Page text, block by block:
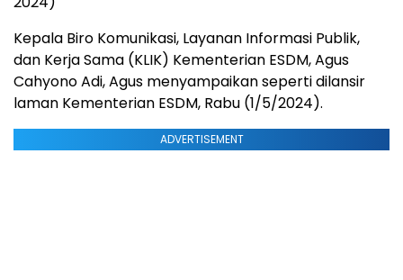
Kepala Biro Komunikasi, Layanan Informasi Publik,
dan Kerja Sama (KLIK) Kementerian ESDM, Agus
Cahyono Adi, Agus menyampaikan seperti dilansir
laman Kementerian ESDM, Rabu (1/5/2024).
ADVERTISEMENT